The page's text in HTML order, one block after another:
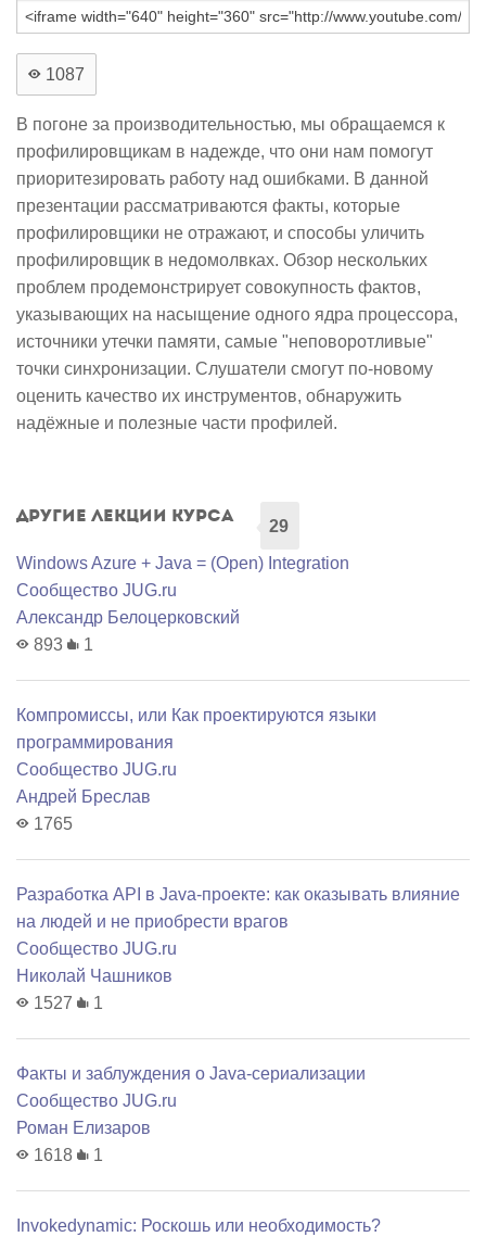
1087
В погоне за производительностью, мы обращаемся к
профилировщикам в надежде, что они нам помогут
приоритезировать работу над ошибками. В данной
презентации рассматриваются факты, которые
профилировщики не отражают, и способы уличить
профилировщик в недомолвках. Обзор нескольких
проблем продемонстрирует совокупность фактов,
указывающих на насыщение одного ядра процессора,
источники утечки памяти, самые "неповоротливые"
точки синхронизации. Слушатели смогут по-новому
оценить качество их инструментов, обнаружить
надёжные и полезные части профилей.
Другие лекции курса
29
Windows Azure + Java = (Open) Integration
Сообщество JUG.ru
Александр Белоцерковский
893
1
Компромиссы, или Как проектируются языки
программирования
Сообщество JUG.ru
Андрей Бреслав
1765
Разработка API в Java-проекте: как оказывать влияние
на людей и не приобрести врагов
Сообщество JUG.ru
Николай Чашников
1527
1
Факты и заблуждения о Java-сериализации
Сообщество JUG.ru
Роман Елизаров
1618
1
Invokedynamic: Роскошь или необходимость?